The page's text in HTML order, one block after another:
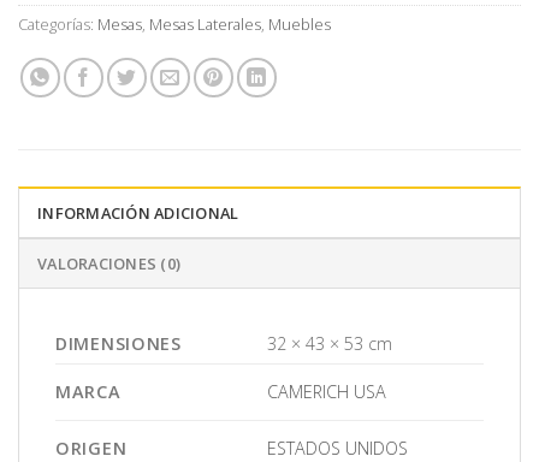
Categorías: Mesas, Mesas Laterales, Muebles
INFORMACIÓN ADICIONAL
VALORACIONES (0)
DIMENSIONES 32 × 43 × 53 cm
MARCA CAMERICH USA
ORIGEN ESTADOS UNIDOS